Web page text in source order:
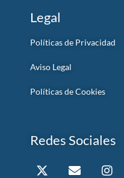
Legal
Políticas de Privacidad
Aviso Legal
Políticas de Cookies
Redes Sociales